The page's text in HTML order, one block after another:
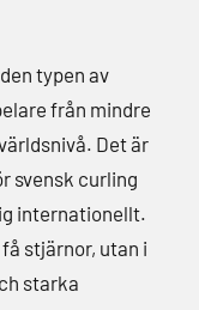
typen av
från mindre
Det är
svensk curling
internationellt.
stjärnor, utan i
starka